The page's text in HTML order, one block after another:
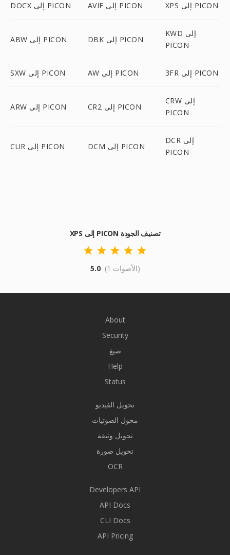
DOCX إلى PICON AVIF إلى PICON XPS إلى PICON
ABW إلى PICON DBK إلى PICON
KWD إلى
PICON
SXW إلى PICON AW إلى PICON 3FR إلى PICON
ARW إلى PICON CR2 إلى PICON
CRW إلى
PICON
CUR إلى PICON DCM إلى PICON
DCR إلى
PICON
XPS إلى PICON تصنيف الجودة
5.0 (1 الأصوات)
About
Security
صيغ
Help
Status
تحويل الفيديو
محول الصوتيات
تحويل وثيقة
تحويل صورة
OCR
Developers API
API Docs
CLI Docs
API Pricing